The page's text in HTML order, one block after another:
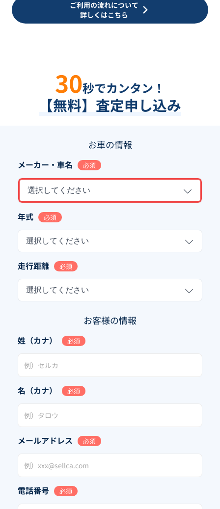
ご利用の流れについて
詳しくはこちら
30秒でカンタン！
【無料】査定申し込み
お車の情報
メーカー・車名 必須
選択してください
年式 必須
選択してください
走行距離 必須
選択してください
お客様の情報
姓（カナ） 必須
名（カナ） 必須
メールアドレス 必須
電話番号 必須